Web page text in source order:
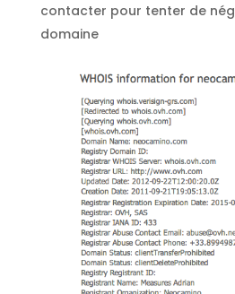
contacter pour tenter de
domaine